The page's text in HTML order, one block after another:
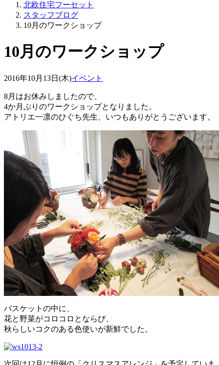
北欧住宅フーセット
スタッフブログ
10月のワークショップ
10月のワークショップ
2016年10月13日(木)イベント
8月はお休みしましたので、
4か月ぶりのワークショップとなりました。
アトリエ一凛のひぐち先生、いつもありがとうございます。
バスケットの中に、
花と野菜がコロコロとならび、
秋らしいコクのある色使いが新鮮でした。